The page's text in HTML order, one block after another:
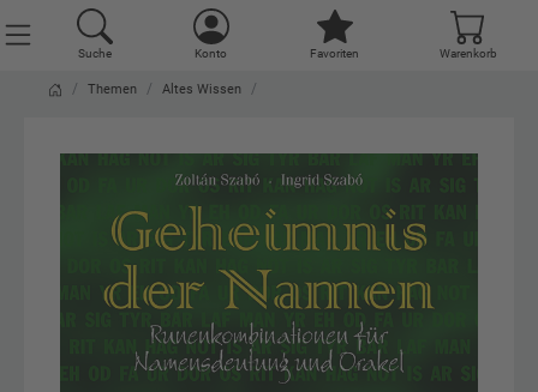
Suche Konto Favoriten Warenkorb
Themen Altes Wissen